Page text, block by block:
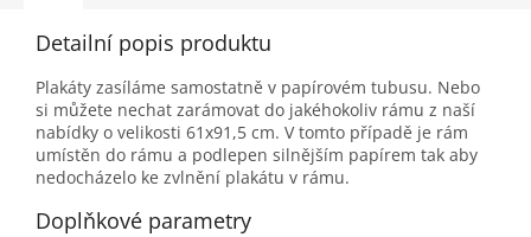
Detailní popis produktu
Plakáty zasíláme samostatně v papírovém tubusu. Nebo
si můžete nechat zarámovat do jakéhokoliv rámu z naší
nabídky o velikosti 61x91,5 cm. V tomto případě je rám
umístěn do rámu a podlepen silnějším papírem tak aby
nedocházelo ke zvlnění plakátu v rámu.
Doplňkové parametry